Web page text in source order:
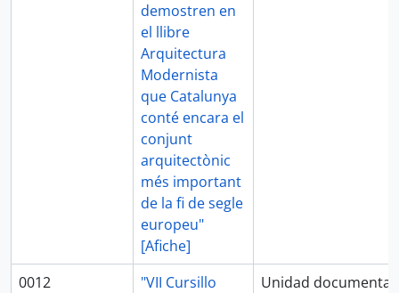
demostren en
el llibre
Arquitectura
Modernista
que Catalunya
conté encara el
conjunt
arquitectònic
més important
de la fi de segle
europeu"
[Afiche]
0012
"VII Cursillo
Unidad documental